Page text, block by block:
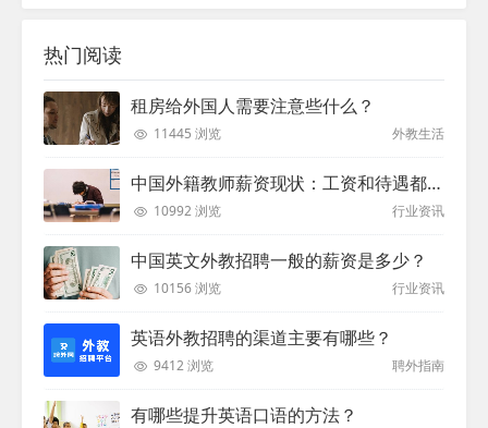
热门阅读
租房给外国人需要注意些什么？
11445 浏览 外教生活
中国外籍教师薪资现状：工资和待遇都非常高
10992 浏览 行业资讯
中国英文外教招聘一般的薪资是多少？
10156 浏览 行业资讯
英语外教招聘的渠道主要有哪些？
9412 浏览 聘外指南
有哪些提升英语口语的方法？